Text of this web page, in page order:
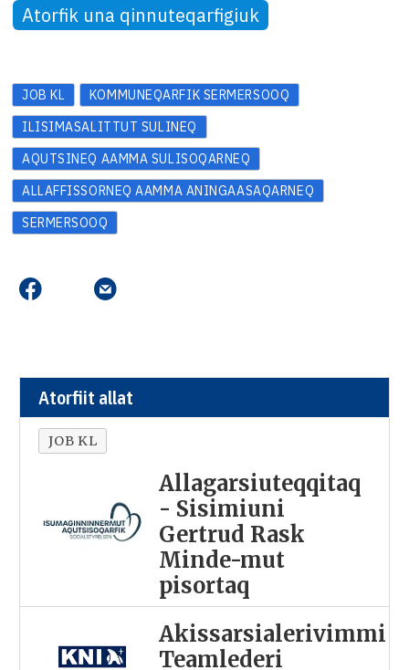
Atorfik una qinnuteqarfigiuk
JOB KL
KOMMUNEQARFIK SERMERSOOQ
ILISIMASALITTUT SULINEQ
AQUTSINEQ AAMMA SULISOQARNEQ
ALLAFFISSORNEQ AAMMA ANINGAASAQARNEQ
SERMERSOOQ
Atorfiit allat
JOB KL
Allagarsiuteqqitaq
- Sisimiuni
Gertrud Rask
Minde-mut
pisortaq
Akissarsialerivimmi
Teamlederi